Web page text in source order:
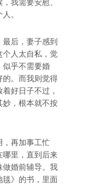
我需要安慰、
。
后，妻子感到
个人太自私，觉
似乎不需要婚
的。而我则觉得
好日子不过，
妙，根本就不按
，再加事工忙
哪里，直到后来
做婚前辅导。我
毯》的书，里面